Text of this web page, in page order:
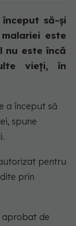
să-și
este
nu este încă
vieți, în
a început să
spune
pentru
prin
aprobat de